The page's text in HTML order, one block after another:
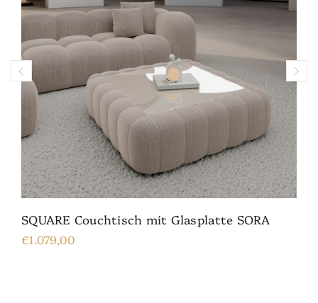
SQUARE Couchtisch mit Glasplatte SORA
€1.079,00